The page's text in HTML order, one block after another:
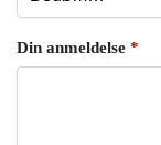
Din anmeldelse *